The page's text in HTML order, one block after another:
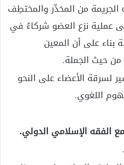
من المخدِّر والمختطِف
عملية نزع العضو شركاءُ في
بناء على أن المعين
حيث الجملة.
لسرقة الأعضاء على النحو
اللغوي.
الفقه الإسلامي الدولي.